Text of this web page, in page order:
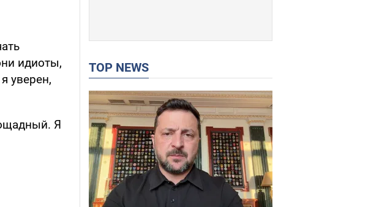
идиоты,
уверен,
Я
TOP NEWS